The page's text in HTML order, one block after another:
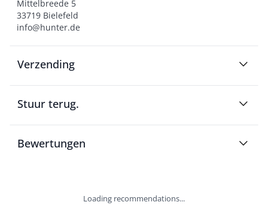
Mittelbreede 5
33719 Bielefeld
info@hunter.de
Verzending
Stuur terug.
Bewertungen
Loading recommendations...